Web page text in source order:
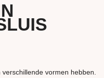
vormen hebben.